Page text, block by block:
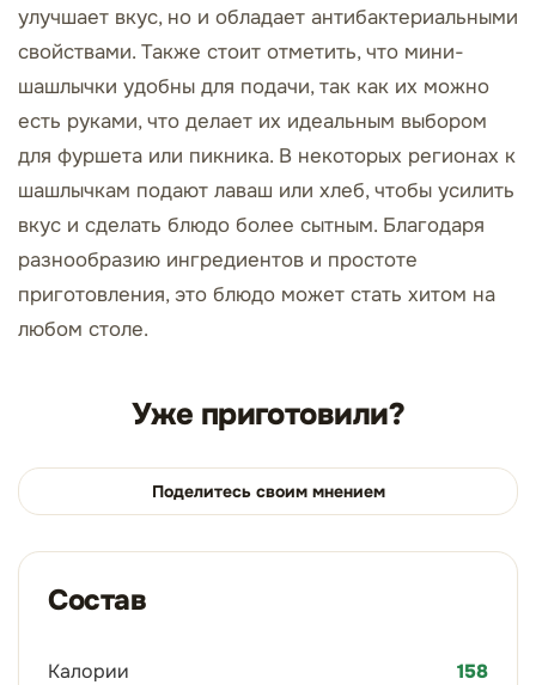
улучшает вкус, но и обладает антибактериальными
свойствами. Также стоит отметить, что мини-
шашлычки удобны для подачи, так как их можно
есть руками, что делает их идеальным выбором
для фуршета или пикника. В некоторых регионах к
шашлычкам подают лаваш или хлеб, чтобы усилить
вкус и сделать блюдо более сытным. Благодаря
разнообразию ингредиентов и простоте
приготовления, это блюдо может стать хитом на
любом столе.
Уже приготовили?
Поделитесь своим мнением
Состав
Калории 158